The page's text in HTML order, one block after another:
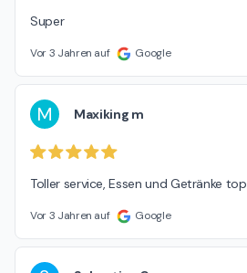
Super
Vor 3 Jahren auf Google
M Maxiking m
Toller service, Essen und Getränke top
Vor 3 Jahren auf Google